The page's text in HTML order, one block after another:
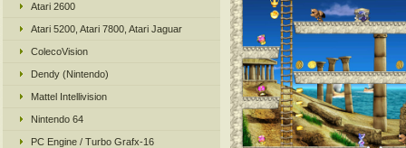
Atari 2600
Atari 5200, Atari 7800, Atari Jaguar
ColecoVision
Dendy (Nintendo)
Mattel Intellivision
Nintendo 64
PC Engine / Turbo Grafx-16